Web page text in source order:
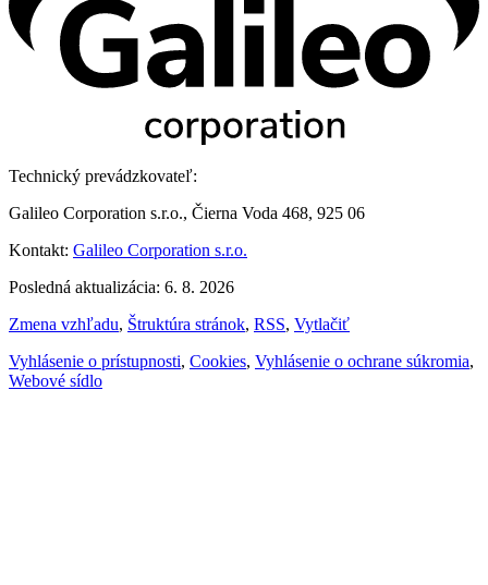
Technický prevádzkovateľ:
Galileo Corporation s.r.o., Čierna Voda 468, 925 06
Kontakt: Galileo Corporation s.r.o.
Posledná aktualizácia: 6. 8. 2026
Zmena vzhľadu, Štruktúra stránok, RSS, Vytlačiť
Vyhlásenie o prístupnosti, Cookies, Vyhlásenie o ochrane súkromia,
Webové sídlo